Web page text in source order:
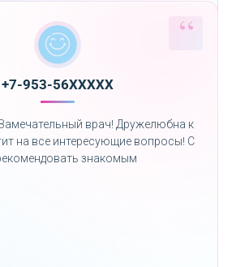
+7-953-56XXXXX
врач! Дружелюбна к
на все интересующие вопросы! С
знакомым